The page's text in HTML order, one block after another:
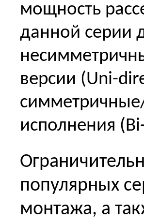
мощность
данной серии
версии (Uni-
исполнения
популярных
монтажа, а